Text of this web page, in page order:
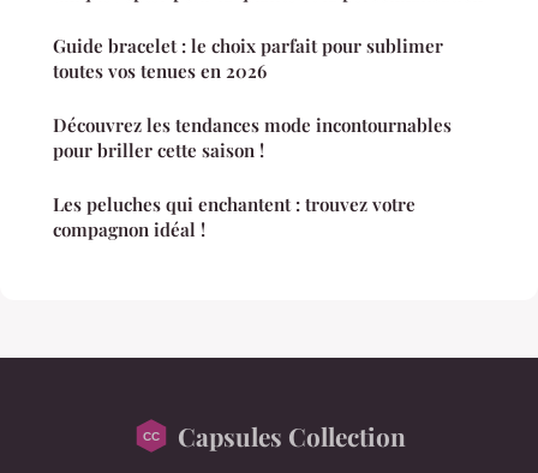
Guide bracelet : le choix parfait pour sublimer
toutes vos tenues en 2026
Découvrez les tendances mode incontournables
pour briller cette saison !
Les peluches qui enchantent : trouvez votre
compagnon idéal !
Capsules Collection